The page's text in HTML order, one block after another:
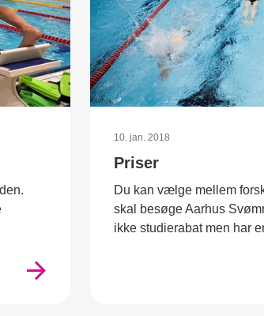
10. jan. 2018
Priser
Du kan vælge mellem
skal besøge Aarhus
ikke studierabat men har